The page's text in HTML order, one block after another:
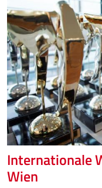
Internationale
Wien